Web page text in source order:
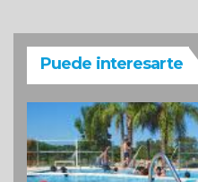
Puede interesarte